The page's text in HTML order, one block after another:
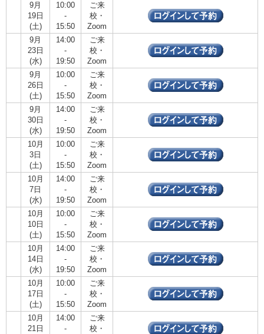
9月
19日
(土)
10:00
-
15:50
ご来
校・
Zoom
9月
23日
(水)
14:00
-
19:50
ご来
校・
Zoom
9月
26日
(土)
10:00
-
15:50
ご来
校・
Zoom
9月
30日
(水)
14:00
-
19:50
ご来
校・
Zoom
10月
3日
(土)
10:00
-
15:50
ご来
校・
Zoom
10月
7日
(水)
14:00
-
19:50
ご来
校・
Zoom
10月
10日
(土)
10:00
-
15:50
ご来
校・
Zoom
10月
14日
(水)
14:00
-
19:50
ご来
校・
Zoom
10月
17日
(土)
10:00
-
15:50
ご来
校・
Zoom
10月
21日
14:00
-
ご来
校・